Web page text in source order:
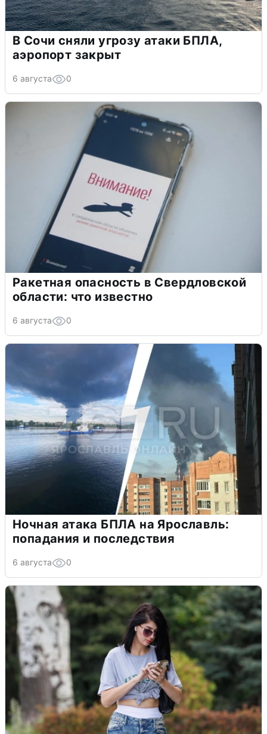
В Сочи сняли угрозу атаки БПЛА,
аэропорт закрыт
6 августа 0
Ракетная опасность в Свердловской
области: что известно
6 августа 0
Ночная атака БПЛА на Ярославль:
попадания и последствия
6 августа 0